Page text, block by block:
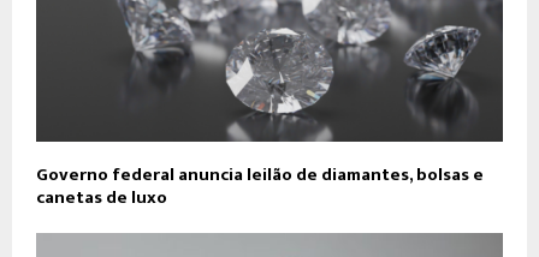
Governo federal anuncia leilão de diamantes, bolsas e
canetas de luxo